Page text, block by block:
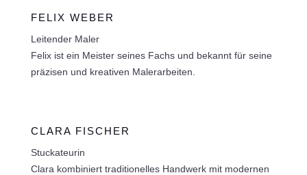
FELIX WEBER
Leitender Maler
Felix ist ein Meister seines Fachs und bekannt für seine
präzisen und kreativen Malerarbeiten.
CLARA FISCHER
Stuckateurin
Clara kombiniert traditionelles Handwerk mit modernen